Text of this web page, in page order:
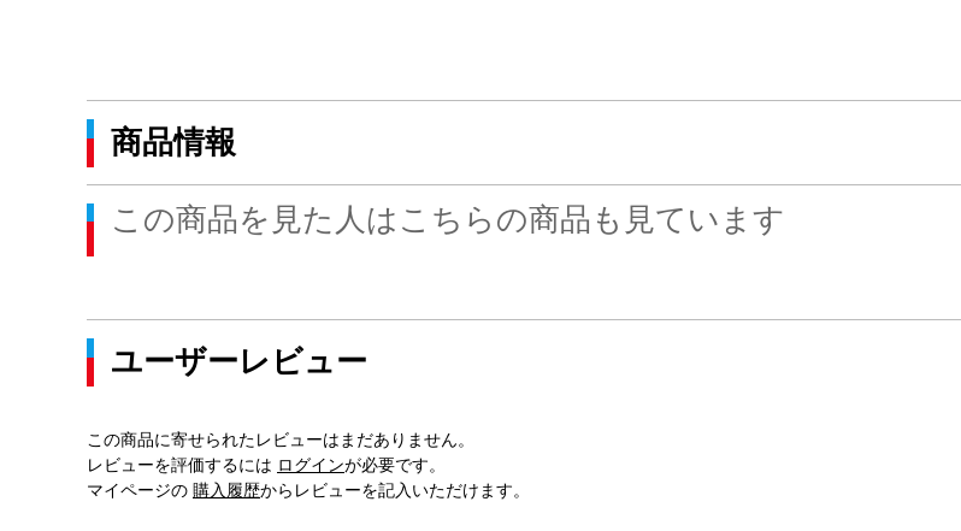
商品情報
この商品を見た人はこちらの商品も見ています
ユーザーレビュー
この商品に寄せられたレビューはまだありません。
レビューを評価するには ログインが必要です。
マイページの 購入履歴からレビューを記入いただけます。